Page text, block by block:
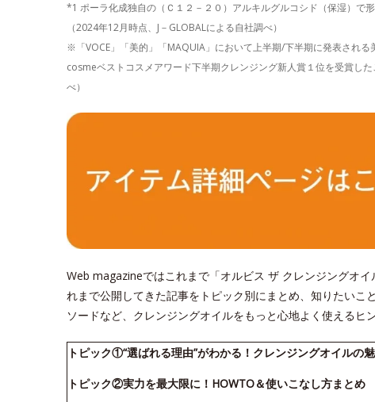
*1 ポーラ化成独自の（Ｃ１２－２０）アルキルグルコシド（保湿）で
（2024年12月時点、J－GLOBALによる自社調べ）
※「VOCE」「美的」「MAQUIA」において上半期/下半期に発表され
cosmeベストコスメアワード下半期クレンジング新人賞１位を受賞し
べ）
Web magazineではこれまで「オルビス ザ クレンジングオ
れまで公開してきた記事をトピック別にまとめ、知りたい
ソードなど、クレンジングオイルをもっと心地よく使える
トピック①“選ばれる理由”がわかる！クレンジングオイルの
トピック②実力を最大限に！HOWTO＆使いこなし方まとめ